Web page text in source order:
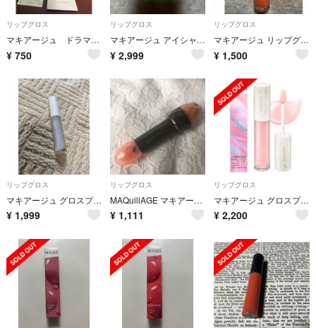
リップグロス
マキアージュ ドラマティックリップティントOR704
¥ 750
リップグロス
マキアージュ アイシャドウ リップ セット
¥ 2,999
リップグロス
マキアージュ リップグロウボム BR515
¥ 1,500
リップグロス
マキアージュ グロスプランパーBL100
¥ 1,999
リップグロス
MAQuillAGE マキアージュ ルージュエナメルグラマー
¥ 1,111
リップグロス
マキアージュ グロスプランパー PK100 シマーリングピンク(4.8g)
¥ 2,200